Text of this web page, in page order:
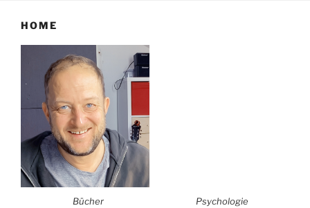
HOME
Bücher Psychologie